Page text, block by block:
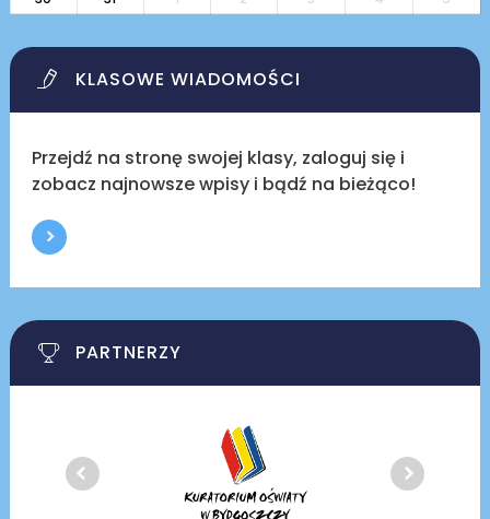
KLASOWE WIADOMOŚCI
Przejdź na stronę swojej klasy, zaloguj się i
zobacz najnowsze wpisy i bądź na bieżąco!
PARTNERZY